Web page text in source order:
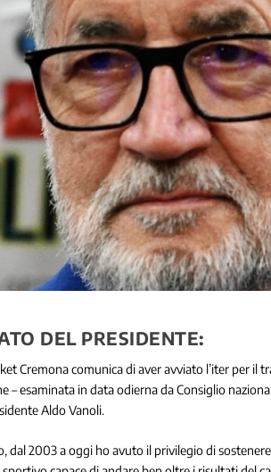
DEL PRESIDENTE:
Cremona comunica di aver avviato l’iter per il
– esaminata in data odierna da Consiglio
Aldo Vanoli.
dal 2003 a oggi ho avuto il privilegio di